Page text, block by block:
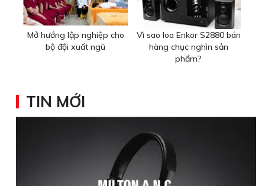
Mở hướng lập nghiệp cho
bộ đội xuất ngũ
Vì sao loa Enkor S2880 bán
hàng chục nghìn sản
phẩm?
TIN MỚI